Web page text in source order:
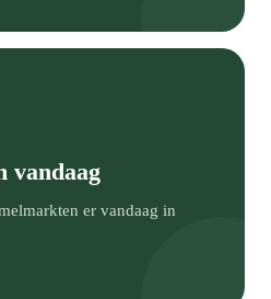
vandaag
er vandaag in